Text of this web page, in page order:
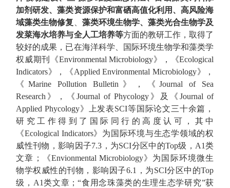
加剂研发、藻类资源保护和富硒高值化利用、高风险海
域藻类生物修复
藻类环境生物学、 藻类光合生物学及
发菜海水培养与全人工培养等方面的教研工作，取得了
较好的成果， 已在海洋科学、
国际环境生物学和藻类学
权威期刊《Environmental Microbiology》， 《Ecological
Indicators》， 《AppliedEnvironmental Microbiology》
，
《Marine Pollution Bulletin 》，《Journal of Sea
Research 》， 《Journal of Phycology 》及《Journal of
Applied Phycology》上发表SCI等国际论文三十余篇，
研究工作得到了国际同行的高度认可，其中
《Ecological Indicators》为国际环境与生态学领域的权
威性刊物，影响因子7.3 ，为SCI分区中的Top级 ， A1类
文章 ； 《Envionmental Microbiology》为国际环境微生
物学权威性的刊物，影响因子6.1 ，为SCI分区中的Top
级 ， A1类文章；“食用念珠藻类的生理生态学研究”获